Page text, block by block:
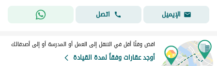
الإيميل
اتصل
اقض وقتًا أقل في التنقل إلى العمل أو المدرسة أو إلى أصدقائك
أوجد عقارات وفقاً لمدة القيادة